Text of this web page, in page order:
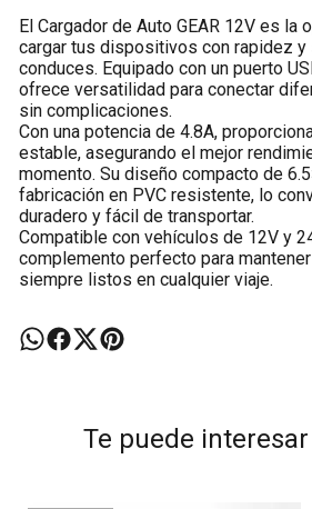
El Cargador de Auto GEAR 12V es la
cargar tus dispositivos con rapidez y
conduces. Equipado con un puerto
ofrece versatilidad para conectar
sin complicaciones.
Con una potencia de 4.8A,
estable, asegurando el mejor
momento. Su diseño compacto de
fabricación en PVC resistente, lo
duradero y fácil de transportar.
Compatible con vehículos de 12V y
complemento perfecto para
siempre listos en cualquier viaje.
Te puede